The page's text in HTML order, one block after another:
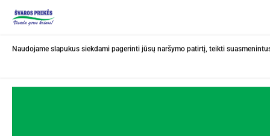
Naudojame slapukus siekdami pagerinti jūsų naršymo patirtį, teikti